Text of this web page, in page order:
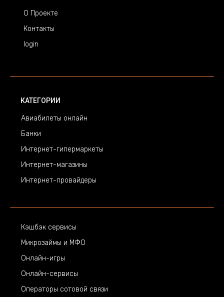
О Проекте
Контакты
login
КАТЕГОРИИ
Авиабилеты онлайн
Банки
Интернет-гипермаркеты
Интернет-магазины
Интернет-провайдеры
Кэшбэк сервисы
Микрозаймы и МФО
Онлайн-игры
Онлайн-сервисы
Операторы сотовой связи